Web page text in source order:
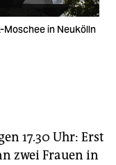
Moschee in Neukölln
17.30 Uhr: Erst
zwei Frauen in